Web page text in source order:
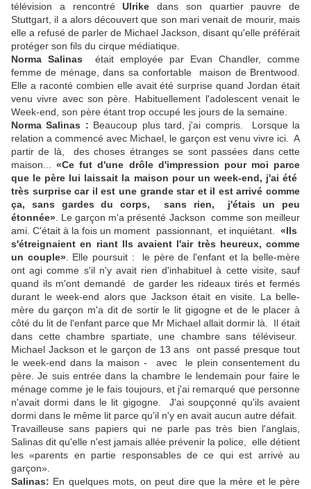
télévision a rencontréUlrike dans son quartier pauvre de
Stuttgart, il a alors découvert que son mari venait de mourir, mais
elle a refusé de parler de Michael Jackson, disant qu'elle préférait
protéger son fils du cirque médiatique.
Norma Salinas était employée par Evan Chandler, comme
femme de ménage, dans sa confortable maison de Brentwood.
Elle a raconté combien elle avait été surprise quand Jordan était
venu vivre avec son père. Habituellement l'adolescent venait le
Week-end, son père étant trop occupé les jours de la semaine.
Norma Salinas : Beaucoup plus tard, j'ai compris. Lorsque la
relation a commencé avec Michael, le garçon est venu vivre ici. A
partir de là, des choses étranges se sont passées dans cette
maison...«Ce fut d'une drôle d'impression pour moi parce
que le père lui laissait la maison pour un week-end, j'ai été
très surprise car il est une grande star et il est arrivé comme
ça, sans gardes du corps, sans rien, j'étais un peu
étonnée» . Le garçon m'a présenté Jackson comme son meilleur
ami. C'était à la fois un moment passionnant, et inquiétant. «Ils
s'étreignaient en riant Ils avaient l'air très heureux, comme
un couple». Elle poursuit : le père de l'enfant et la belle-mère
ont agi comme s'il n'y avait rien d'inhabituel à cette visite, sauf
quand ils m'ont demandé de garder les rideaux tirés et fermés
durant le week-end alors que Jackson était en visite. La belle-
mère du garçon m'a dit de sortir le lit gigogne et de le placer à
côté du lit de l'enfant parce que Mr Michael allait dormir là. Il était
dans cette chambre spartiate, une chambre sans téléviseur.
Michael Jackson et le garçon de 13 ans ont passé presque tout
le week-end dans la maison - avec le plein consentement du
père. Je suis entrée dans la chambre le lendemain pour faire le
ménage comme je le fais toujours, et j'ai remarqué que personne
n'avait dormi dans le lit gigogne. J'ai soupçonné qu'ils avaient
dormi dans le même lit parce qu'il n'y en avait aucun autre défait.
Travailleuse sans papiers qui ne parle pas très bien l'anglais,
Salinas dit qu'elle n'est jamais allée prévenir la police, elle détient
les «parents en partie responsables de ce qui est arrivé au
garçon».
Salinas: En quelques mots, on peut dire que la mère et le père